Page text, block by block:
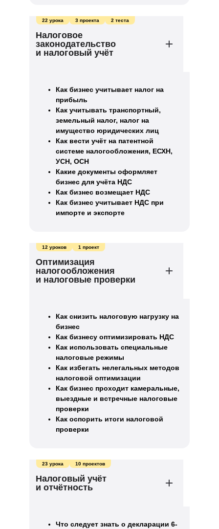
Налоговое
законодательство
и налоговый учёт
22 урока 3 проекта 2 теста
Как бизнес учитывает налог на
прибыль
Как учитывать транспортный,
земельный налог, налог на
имущество юридических лиц
Как вести учёт на патентной
системе налогообложения, ЕСХН,
УСН, ОСН
Какие документы оформляет
бизнес для учёта НДС
Как бизнес возмещает НДС
Как бизнес учитывает НДС при
импорте и экспорте
Оптимизация
налогообложения
и налоговые проверки
12 уроков 1 проект
Как снизить налоговую нагрузку на
бизнес
Как бизнесу оптимизировать НДС
Как использовать специальные
налоговые режимы
Как избегать нелегальных методов
налоговой оптимизации
Как бизнес проходит камеральные,
выездные и встречные налоговые
проверки
Как оспорить итоги налоговой
проверки
Налоговый учёт
и отчётность
23 урока 10 проектов
Что следует знать о декларации 6-